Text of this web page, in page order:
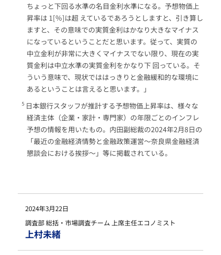
ちょっと下回る水準の名目金利水準になる。予想物価上
昇率は 1[％]は超 えているであろうとしますと、引き算し
ますと、その意味での実質金利はかなり大きなマイナス
になっているということだと思います。従って、実質の
中立金利が非常に大きくマイナスでない限り、現在の実
質金利は中立水準の実質金利をかなり下 回っている。そ
ういう意味で、現状でははっきりと金融緩和的な環境に
あるということは言えると思います。」
日本銀行スタッフが推計する予想物価上昇率は、様々な
経済主体（企業・家計・専門家）の年限ごとのインフレ
予想の情報を用いたもの。内田副総裁の2024年2月8日の
「最近の金融経済情勢と金融政策運営～奈良県金融経済
懇談会における挨拶～」等に掲載されている。
2024年3月22日
調査部 総括・市場調査チーム 上席主任エコノミスト
上村未緒